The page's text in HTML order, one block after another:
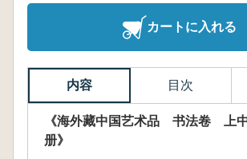
カートに入れる
内容 目次
《海外藏中国艺术品 书法卷 上
册》